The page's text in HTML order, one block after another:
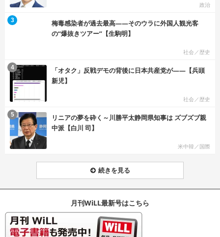
政治
梅毒感染者が過去最高――そのウラに外国人観光客
の“爆抜きツアー”【生駒明】
社会／歴史
3
「オタク」反戦デモの背後に日本共産党が――【兵頭
新児】
社会／歴史
4
リニアの夢を砕く～川勝平太静岡県知事は ズブズブ親
中派【白川 司】
米中韓／国際
5
続きを見る
月刊WiLL最新号はこちら